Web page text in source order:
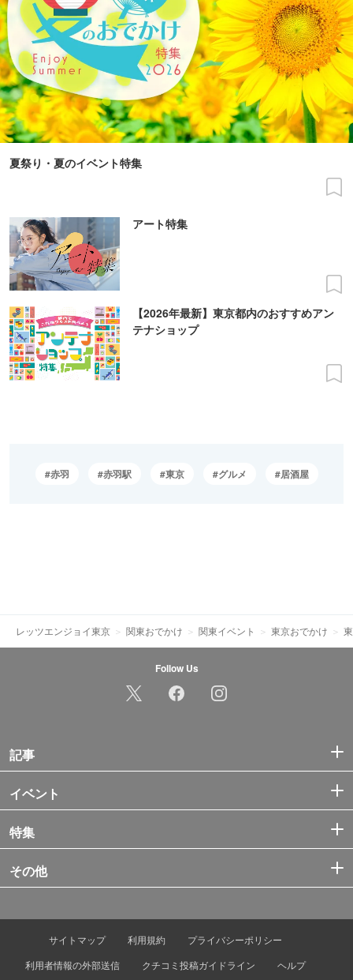
夏祭り・夏のイベント特集
アート特集
【2026年最新】東京都内のおすすめアン
テナショップ
赤羽 赤羽駅 東京 グルメ 居酒屋
レッツエンジョイ東京 関東おでかけ 関東イベント 東京おでかけ
Follow Us
記事
イベント
特集
その他
サイトマップ 利用規約
プライバシーポリシー
利用者情報の外部送信
クチコミ投稿ガイドライン ヘルプ